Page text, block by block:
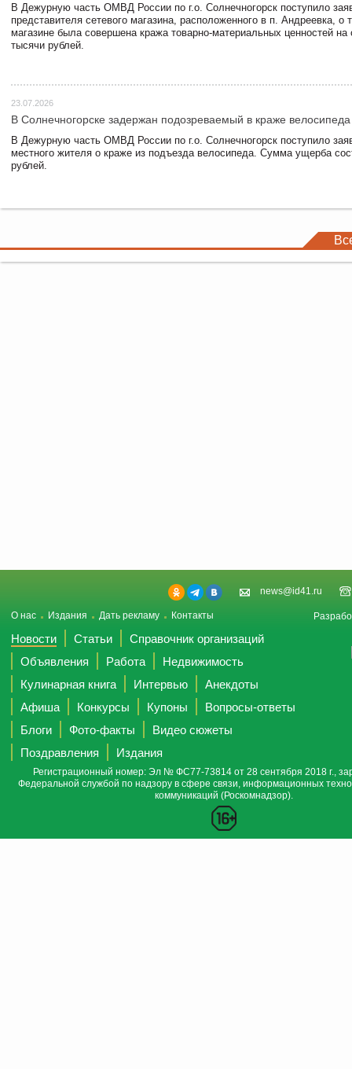
В Дежурную часть ОМВД России по г.о. Солнечногорск поступило
представителя сетевого магазина, расположенного в п. Андреевка, о
магазине была совершена кража товарно-материальных ценностей
тысячи рублей.
23.07.2026
В Солнечногорске задержан подозреваемый в краже велосипеда
В Дежурную часть ОМВД России по г.о. Солнечногорск поступило
местного жителя о краже из подъезда велосипеда. Сумма ущерба
рублей.
news@id41.ru
О нас Издания Дать рекламу Контакты
Новости Статьи
Справочник организаций
Объявления
Работа
Недвижимость
Кулинарная книга
Интервью
Анекдоты
Афиша
Конкурсы Купоны
Вопросы-ответы
Блоги
Фото-факты
Видео сюжеты
Поздравления
Издания
Регистрационный номер: Эл № ФС77-73814 от 28 сентября 2018 г.,
Федеральной службой по надзору в сфере связи, информационных
коммуникаций (Роскомнадзор).